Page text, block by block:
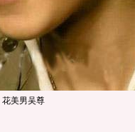
花美男吴尊